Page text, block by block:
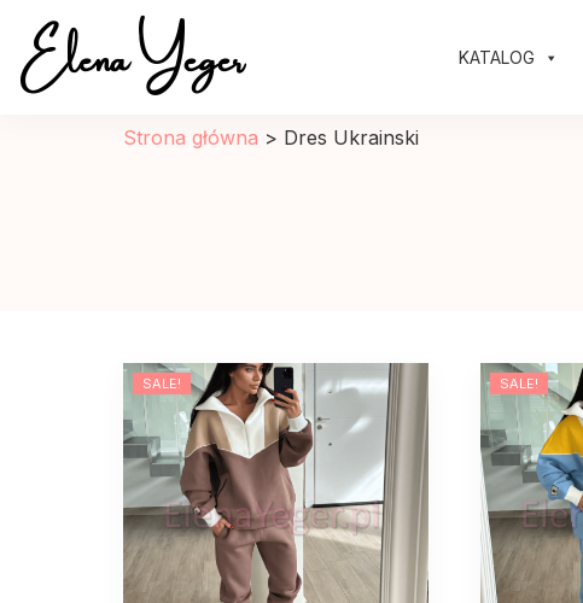
Elena Yeger
Sklep internetowy odziez damska
KATALOG
Strona główna > Dres Ukrainski
SALE! SALE!